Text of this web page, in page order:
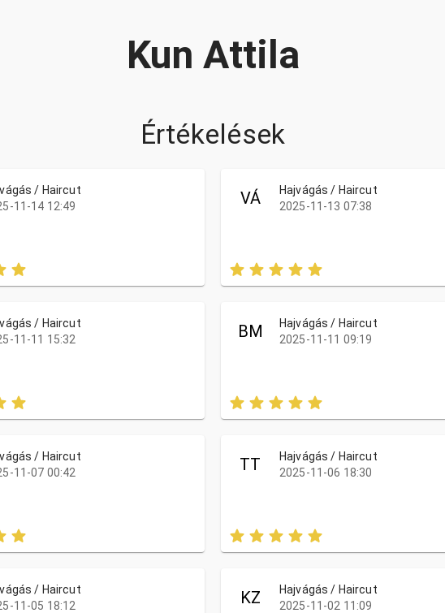
Kun Attila
Értékelések
/ Haircut
11-14 12:49
VÁ
Hajvágás / Haircut
2025-11-13 07:38
/ Haircut
11-11 15:32
BM
Hajvágás / Haircut
2025-11-11 09:19
/ Haircut
11-07 00:42
TT
Hajvágás / Haircut
2025-11-06 18:30
/ Haircut
11-05 18:12
KZ
Hajvágás / Haircut
2025-11-02 11:09